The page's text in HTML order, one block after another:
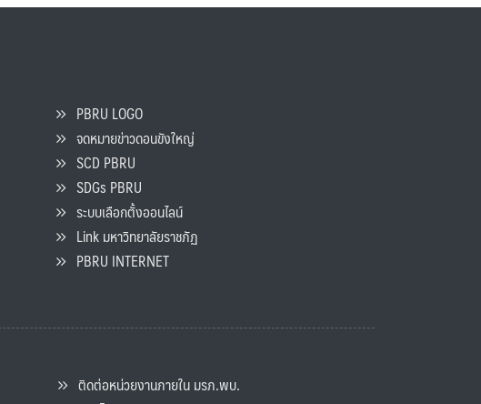
PBRU LOGO
จดหมายข่าวดอนขังใหญ่
SCD PBRU
SDGs PBRU
ระบบเลือกตั้งออนไลน์
Link มหาวิทยาลัยราชภัฏ
PBRU INTERNET
ติดต่อหน่วยงานภายใน มรภ.พบ.